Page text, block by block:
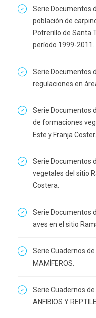
Serie Documentos
población de
Potrerillo de Santa
período 1999-2011.
Serie Documentos
regulaciones en
Serie Documentos
de formaciones
Este y Franja
Serie Documentos
vegetales del sitio
Costera.
Serie Documentos
aves en el sitio
Serie Cuadernos de
MAMÍFEROS.
Serie Cuadernos de
ANFIBIOS Y